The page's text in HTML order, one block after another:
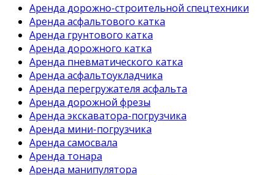
Аренда дорожно-строительной спецтехники
Аренда асфальтового катка
Аренда грунтового катка
Аренда дорожного катка
Аренда пневматического катка
Аренда асфальтоукладчика
Аренда перегружателя асфальта
Аренда дорожной фрезы
Аренда экскаватора-погрузчика
Аренда мини-погрузчика
Аренда самосвала
Аренда тонара
Аренда манипулятора